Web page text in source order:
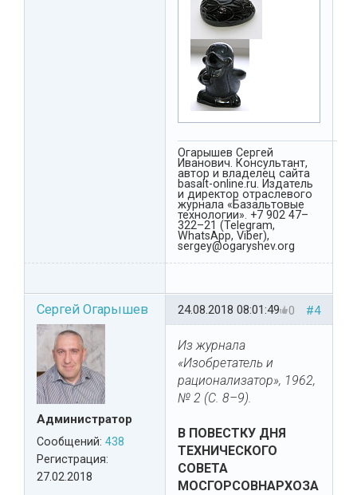
Огарышев Сергей
Иванович. Консультант,
автор и владелец сайта
basalt-online.ru. Издатель
и директор отраслевого
журнала «Базальтовые
технологии». +7 902 47–
322–21 (Telegram,
WhatsApp, Viber),
sergey@ogaryshev.org
Сергей Огарышев
Администратор
Сообщений: 438
Регистрация:
27.02.2018
#4
0
24.08.2018 08:01:49
Из журнала
«Изобретатель и
рационализатор», 1962,
№ 2 (С. 8–9).
В ПОВЕСТКУ ДНЯ
ТЕХНИЧЕСКОГО
СОВЕТА
МОСГОРСОВНАРХОЗА